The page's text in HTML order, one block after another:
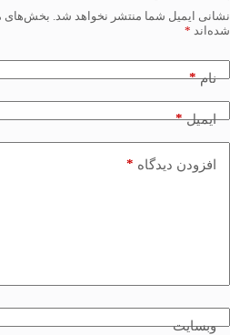
نشانی ایمیل شما منتشر نخواهد شد. بخش‌های
شده‌اند *
نام*
ایمیل*
افزودن دیدگاه *
وبسایت